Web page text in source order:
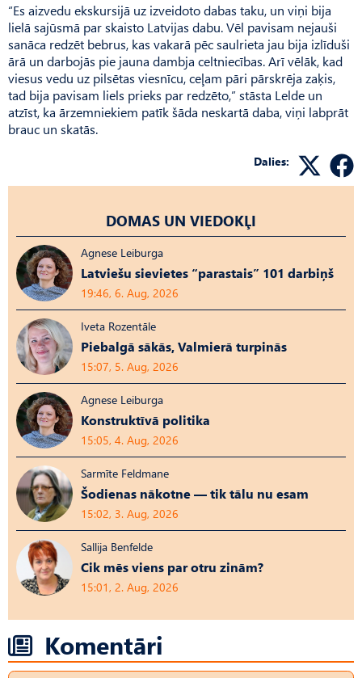
“Es aizvedu ekskursijā uz izveidoto dabas taku, un viņi bija
lielā sajūsmā par skaisto Latvijas dabu. Vēl pavisam nejauši
sanāca redzēt bebrus, kas vakarā pēc saulrieta jau bija izlīduši
ārā un darbojās pie jauna dambja celtniecības. Arī vēlāk, kad
viesus vedu uz pilsētas viesnīcu, ceļam pāri pārskrēja zaķis,
tad bija pavisam liels prieks par redzēto,” stāsta Lelde un
atzīst, ka ārzemniekiem patīk šāda neskartā daba, viņi labprāt
brauc un skatās.
Dalies:
DOMAS UN VIEDOKĻI
Agnese Leiburga
Latviešu sievietes “parastais” 101 darbiņš
19:46, 6. Aug, 2026
Iveta Rozentāle
Piebalgā sākās, Valmierā turpinās
15:07, 5. Aug, 2026
Agnese Leiburga
Konstruktīvā politika
15:05, 4. Aug, 2026
Sarmīte Feldmane
Šodienas nākotne — tik tālu nu esam
15:02, 3. Aug, 2026
Sallija Benfelde
Cik mēs viens par otru zinām?
15:01, 2. Aug, 2026
Komentāri